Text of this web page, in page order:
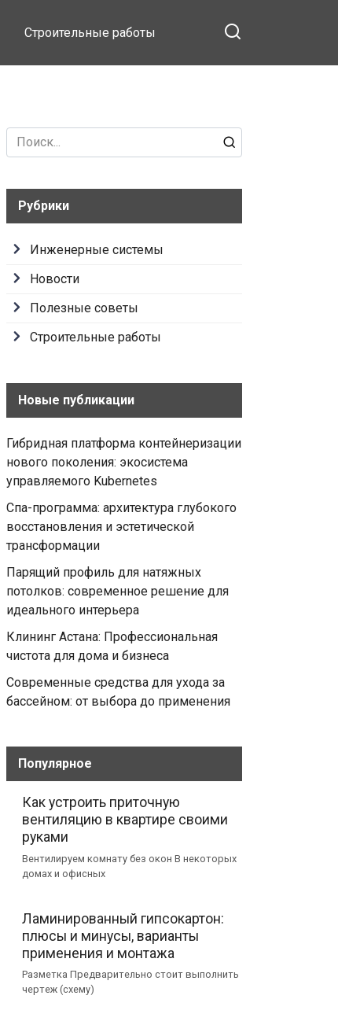
Строительные работы
Search
for:
Рубрики
Инженерные системы
Новости
Полезные советы
Строительные работы
Новые публикации
Гибридная платформа контейнеризации
нового поколения: экосистема
управляемого Kubernetes
Спа-программа: архитектура глубокого
восстановления и эстетической
трансформации
Парящий профиль для натяжных
потолков: современное решение для
идеального интерьера
Клининг Астана: Профессиональная
чистота для дома и бизнеса
Современные средства для ухода за
бассейном: от выбора до применения
Популярное
Как устроить приточную
вентиляцию в квартире своими
руками
Вентилируем комнату без окон В некоторых
домах и офисных
Ламинированный гипсокартон:
плюсы и минусы, варианты
применения и монтажа
Разметка Предварительно стоит выполнить
чертеж (схему)